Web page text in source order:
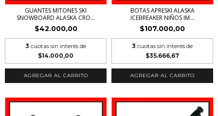
GUANTES MITONES SKI
SNOWBOARD ALASKA CRO...
$42.000,00
3 cuotas sin interés de
$14.000,00
AGREGAR AL CARRITO
BOTAS APRESKI ALASKA
ICEBREAKER NIÑOS IM...
$107.000,00
3 cuotas sin interés de
$35.666,67
AGREGAR AL CARRITO